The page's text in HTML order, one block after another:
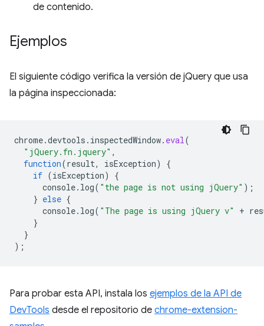
de contenido.
Ejemplos
El siguiente código verifica la versión de jQuery que usa
la página inspeccionada:
chrome.devtools . inspectedWindow. eval(
"jQuery.fn.jquery" ,
function(result, isException)
{
if (isException)
{
console. log( "the page is not using jQuery" );
} else {
console. log( "The page is using jQuery v" +
}
}
);
Para probar esta API, instala los ejemplos de la API de
DevTools desde el repositorio de chrome-extension-